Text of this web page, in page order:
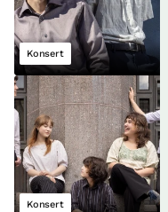
Konsert
Konsert